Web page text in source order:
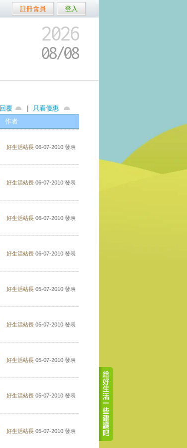
註冊會員 登入
2026
08/08
回覆
只看優惠
作者
好生活站長 06-07-2010 發表
好生活站長 06-07-2010 發表
好生活站長 06-07-2010 發表
好生活站長 06-07-2010 發表
好生活站長 05-07-2010 發表
好生活站長 05-07-2010 發表
好生活站長 05-07-2010 發表
好生活站長 05-07-2010 發表
好生活站長 05-07-2010 發表